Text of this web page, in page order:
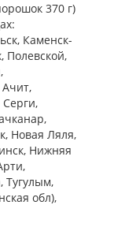
370 г)
Каменск-
Полевской,
Новая Ляля,
Нижняя
Тугулым,
обл),